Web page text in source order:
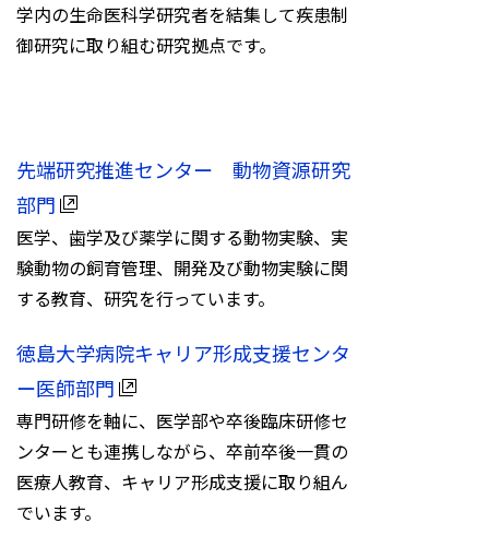
学内の生命医科学研究者を結集して疾患制
御研究に取り組む研究拠点です。
先端研究推進センター 動物資源研究
部門
医学、歯学及び薬学に関する動物実験、実
験動物の飼育管理、開発及び動物実験に関
する教育、研究を行っています。
徳島大学病院キャリア形成支援センタ
ー医師部門
専門研修を軸に、医学部や卒後臨床研修セ
ンターとも連携しながら、卒前卒後一貫の
医療人教育、キャリア形成支援に取り組ん
でいます。